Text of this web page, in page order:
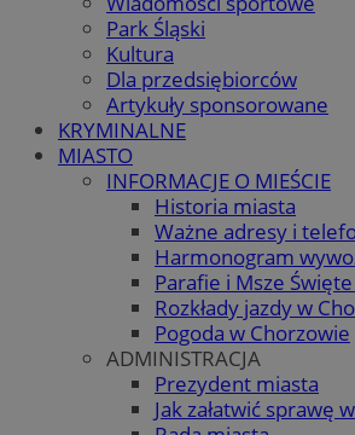
Park Śląski
Kultura
Dla przedsiębiorców
Artykuły sponsorowane
KRYMINALNE
MIASTO
INFORMACJE O MIEŚCIE
Historia miasta
Ważne adresy i
Harmonogram
Parafie i Msze
Rozkłady jazdy w
Pogoda w Chorzowie
ADMINISTRACJA
Prezydent miasta
Jak załatwić sprawę